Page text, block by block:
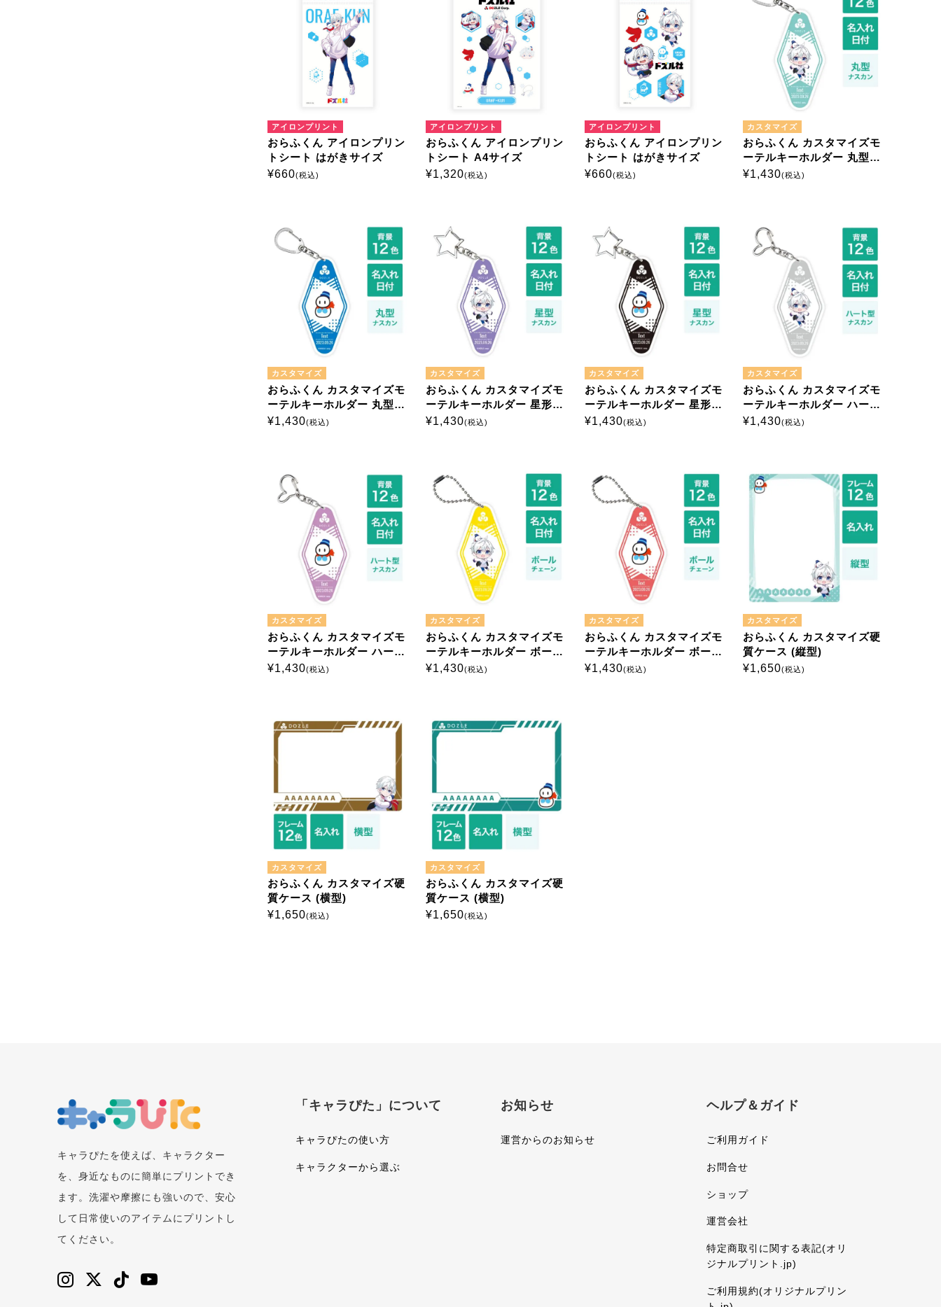
アイロンプリント
おらふくん アイロンプリン
トシート はがきサイズ
¥660(税込)
アイロンプリント
おらふくん アイロンプリン
トシート A4サイズ
¥1,320(税込)
アイロンプリント
おらふくん アイロンプリン
トシート はがきサイズ
¥660(税込)
カスタマイズ
おらふくん カスタマイズモ
ーテルキーホルダー 丸型ナ
スカン
¥1,430(税込)
カスタマイズ
おらふくん カスタマイズモ
ーテルキーホルダー 丸型ナ
スカン
¥1,430(税込)
カスタマイズ
おらふくん カスタマイズモ
ーテルキーホルダー 星形ナ
スカン
¥1,430(税込)
カスタマイズ
おらふくん カスタマイズモ
ーテルキーホルダー 星形ナ
スカン
¥1,430(税込)
カスタマイズ
おらふくん カスタマイズモ
ーテルキーホルダー ハート
型ナスカン
¥1,430(税込)
カスタマイズ
おらふくん カスタマイズモ
ーテルキーホルダー ハート
型ナスカン
¥1,430(税込)
カスタマイズ
おらふくん カスタマイズモ
ーテルキーホルダー ボール
チェーン
¥1,430(税込)
カスタマイズ
おらふくん カスタマイズモ
ーテルキーホルダー ボール
チェーン
¥1,430(税込)
カスタマイズ
おらふくん カスタマイズ硬
質ケース (縦型)
¥1,650(税込)
カスタマイズ
おらふくん カスタマイズ硬
質ケース (横型)
¥1,650(税込)
カスタマイズ
おらふくん カスタマイズ硬
質ケース (横型)
¥1,650(税込)
キャラぴたを使えば、キャラクター
を、身近なものに簡単にプリントでき
ます。洗濯や摩擦にも強いので、安心
して日常使いのアイテムにプリントし
てください。
「キャラぴた」について
キャラぴたの使い方
キャラクターから選ぶ
お知らせ
運営からのお知らせ
ヘルプ＆ガイド
ご利用ガイド
お問合せ
ショップ
運営会社
特定商取引に関する表記(オリ
ジナルプリント.jp)
ご利用規約(オリジナルプリン